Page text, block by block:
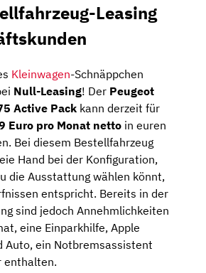
Leasing
Kleinwagen-Schnäppchen
Null-Leasing! Der Peugeot
Active Pack kann derzeit für
Euro pro Monat netto in euren
Bei diesem Bestellfahrzeug
Hand bei der Konfiguration,
die Ausstattung wählen könnt,
entspricht. Bereits in der
sind jedoch Annehmlichkeiten
eine Einparkhilfe, Apple
Auto, ein Notbremsassistent
enthalten.